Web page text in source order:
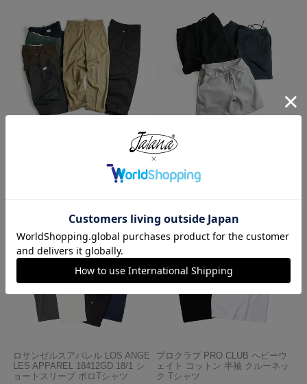
レッドキャップ REDKAP #PT20
インダストリアル ワークパンツ
ロサンゼルスアパレル LOSANGE
LES APPAREL HF02 14オンス ヘ
¥5,990
ロサンゼルスアパレル LOS ANGE
LES APPAREL 18412GD 18/1 シ
ョートスリーブ ポロTシャツ
プロクラブ PRO CLUB ヘビーウ
ェイト コットン 半袖 クルーネッ
ク Tシャツ